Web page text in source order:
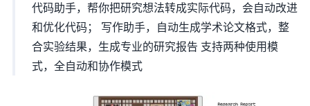
代码助手，帮你把研究想法转成实际代码，会自动改进
和优化代码； 写作助手，自动生成学术论文格式，整
合实验结果，生成专业的研究报告 支持两种使用模
式，全自动和协作模式